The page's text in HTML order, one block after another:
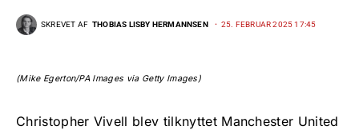
SKREVET AF THOBIAS LISBY HERMANNSEN 25. FEBRUAR 2025 17:45
(Mike Egerton/PA Images via Getty Images)
Christopher Vivell blev tilknyttet Manchester United